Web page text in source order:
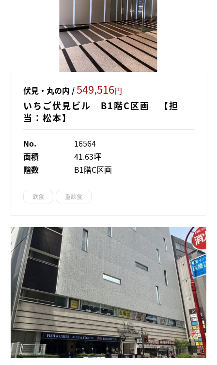
伏見・丸の内 /549,516円
いちご伏見ビル B1階C区画 【担
当：松本】
No.
16564
面積
41.63坪
階数
B1階C区画
飲食 重飲食